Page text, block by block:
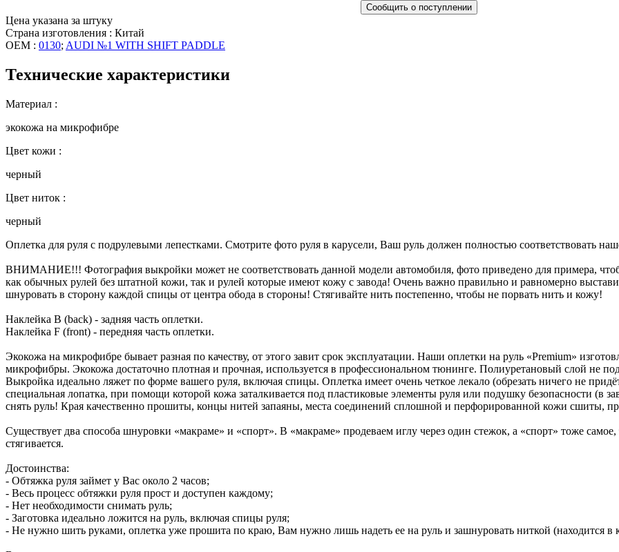
Сообщить о поступлении
Цена указана за штуку
Страна изготовления : Китай
OEM : 0130; AUDI №1 WITH SHIFT PADDLE
Технические характеристики
Материал :
экокожа на микрофибре
Цвет кожи :
черный
Цвет ниток :
черный
Оплетка для руля с подрулевыми лепестками. Смотрите фото руля в карусели, Ваш руль должен полностью соответствовать
ВНИМАНИЕ!!! Фотография выкройки может не соответствовать данной модели автомобиля, фото приведено для примера,
как обычных рулей без штатной кожи, так и рулей которые имеют кожу с завода! Очень важно правильно и равномерно
шнуровать в сторону каждой спицы от центра обода в стороны! Стягивайте нить постепенно, чтобы не порвать нить и кожу!
Наклейка B (back) - задняя часть оплетки.
Наклейка F (front) - передняя часть оплетки.
Экокожа на микрофибре бывает разная по качеству, от этого завит срок эксплуатации. Наши оплетки на руль «Premium»
микрофибры. Экокожа достаточно плотная и прочная, используется в профессиональном тюнинге. Полиуретановый слой не
Выкройка идеально ляжет по форме вашего руля, включая спицы. Оплетка имеет очень четкое лекало (обрезать ничего не
специальная лопатка, при помощи которой кожа заталкивается под пластиковые элементы руля или подушку безопасности (в
снять руль! Края качественно прошиты, концы нитей запаяны, места соединений сплошной и перфорированной кожи сшиты,
Существует два способа шнуровки «макраме» и «спорт». В «макраме» продеваем иглу через один стежок, а «спорт» тоже
стягивается.
Достоинства:
- Обтяжка руля займет у Вас около 2 часов;
- Весь процесс обтяжки руля прост и доступен каждому;
- Нет необходимости снимать руль;
- Заготовка идеально ложится на руль, включая спицы руля;
- Не нужно шить руками, оплетка уже прошита по краю, Вам нужно лишь надеть ее на руль и зашнуровать ниткой (находится в